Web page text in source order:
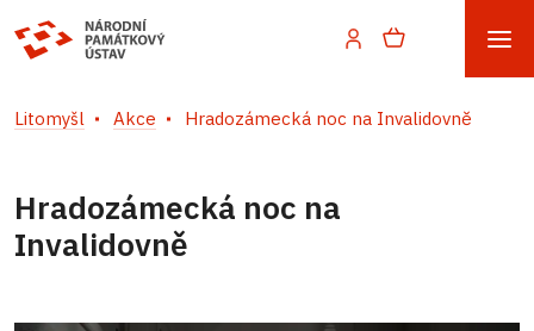
Litomyšl Akce Hradozámecká noc na Invalidovně
Hradozámecká noc na
Invalidovně